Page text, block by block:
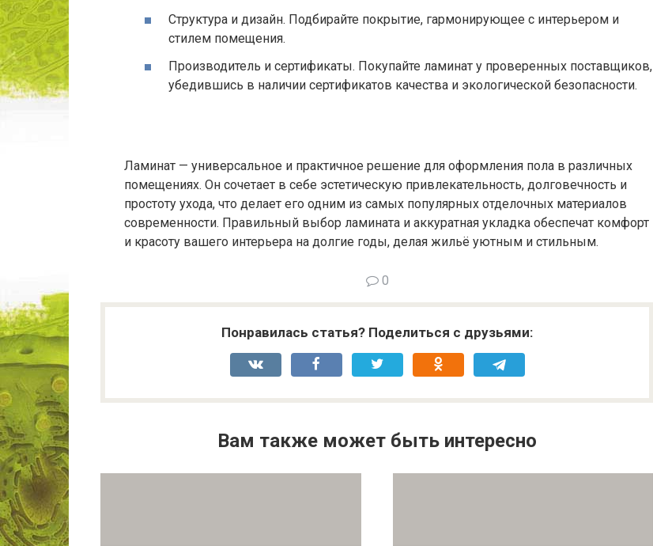
Структура и дизайн. Подбирайте покрытие, гармонирующее с интерьером и
стилем помещения.
Производитель и сертификаты. Покупайте ламинат у проверенных поставщиков,
убедившись в наличии сертификатов качества и экологической безопасности.
Ламинат — универсальное и практичное решение для оформления пола в различных
помещениях. Он сочетает в себе эстетическую привлекательность, долговечность и
простоту ухода, что делает его одним из самых популярных отделочных материалов
современности. Правильный выбор ламината и аккуратная укладка обеспечат комфорт
и красоту вашего интерьера на долгие годы, делая жильё уютным и стильным.
0
Понравилась статья? Поделиться с друзьями:
Вам также может быть интересно